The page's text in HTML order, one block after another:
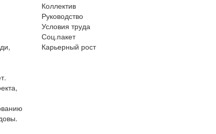
Коллектив
Руководство
Условия труда
Соц.пакет
Карьерный рост